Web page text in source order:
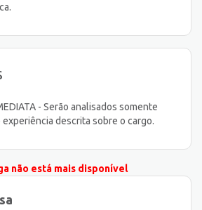
- Serão analisados somente
descrita sobre o cargo.
não está mais disponível